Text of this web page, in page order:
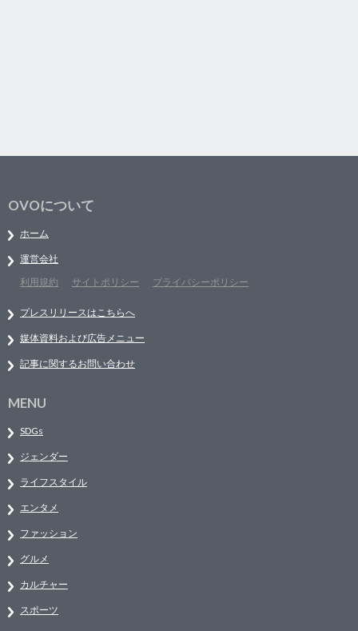
OVOについて
ホーム
運営会社
利用規約
サイトポリシー プライバシーポリシー
プレスリリースはこちらへ
媒体資料および広告メニュー
記事に関するお問い合わせ
MENU
SDGs
ジェンダー
ライフスタイル
エンタメ
ファッション
グルメ
カルチャー
スポーツ